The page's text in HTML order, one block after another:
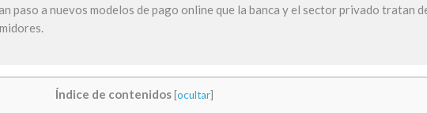
paso a nuevos modelos de pago online que la banca y el sector privado tratan
Índice de contenidos [ocultar]